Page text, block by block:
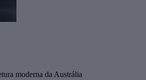
moderna da Austrália